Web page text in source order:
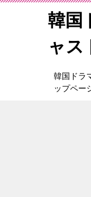
韓国
ャス
韓国ドラ
ップペー